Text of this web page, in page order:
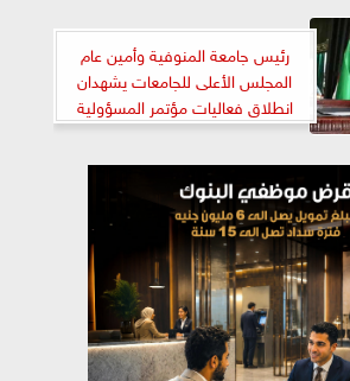
رئيس جامعة المنوفية وأمين عام
المجلس الأعلى للجامعات يشهدان
انطلاق فعاليات مؤتمر المسؤولية
المجتمعية للجامعات في ضوء